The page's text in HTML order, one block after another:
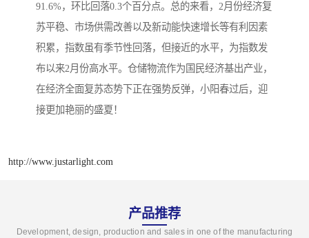
91.6%，环比回落0.3个百分点。总的来看，2月份经济复
苏平稳、市场供需改善以及新动能快速增长等有利因素
积累，指数虽有季节性回落，但接近的水平，为指数发
布以来2月份高水平。仓储物流作为国民经济基出产业，
在经济全面复苏态势下正在强势反弹，小阳春过后，迎
接更加艳丽的盛夏！
http://www.justarlight.com
产品推荐
Development, design, production and sales in one of the manufacturing